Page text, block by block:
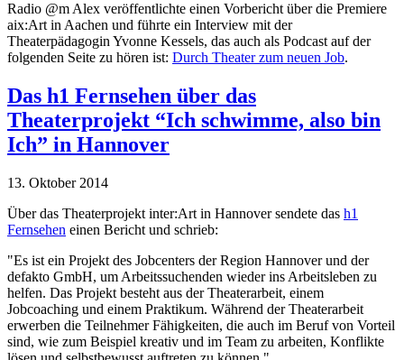
Radio @m Alex veröffentlichte einen Vorbericht über die Premiere
aix:Art in Aachen und führte ein Interview mit der
Theaterpädagogin Yvonne Kessels, das auch als Podcast auf der
folgenden Seite zu hören ist: Durch Theater zum neuen Job.
Das h1 Fernsehen über das
Theaterprojekt “Ich schwimme, also bin
Ich” in Hannover
13. Oktober 2014
Über das Theaterprojekt inter:Art in Hannover sendete das h1
Fernsehen einen Bericht und schrieb:
"Es ist ein Projekt des Jobcenters der Region Hannover und der
defakto GmbH, um Arbeitssuchenden wieder ins Arbeitsleben zu
helfen. Das Projekt besteht aus der Theaterarbeit, einem
Jobcoaching und einem Praktikum. Während der Theaterarbeit
erwerben die Teilnehmer Fähigkeiten, die auch im Beruf von Vorteil
sind, wie zum Beispiel kreativ und im Team zu arbeiten, Konflikte